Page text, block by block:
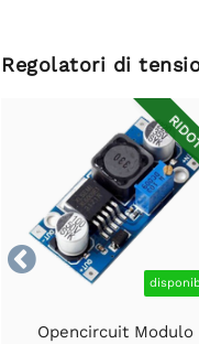
Regolatori di

Opencircuit Modulo